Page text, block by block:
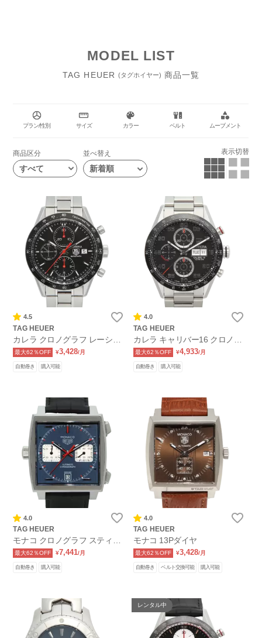
MODEL LIST
TAG HEUER(タグホイヤー) 商品一覧
プラン/性別 サイズ カラー ベルト ムーブメント
商品区分
すべて
並べ替え 表示切替
4.5
TAG HEUER
カレラ クロノグラフ レーシン
グ
最大62％OFF ¥3,428/月
自動巻き 購入可能
4.0
TAG HEUER
カレラ キャリバー16 クロノグ
ラフ デイデイト
最大62％OFF ¥4,933/月
自動巻き 購入可能
4.0
TAG HEUER
モナコ クロノグラフ スティー
ブマックイーン
最大62％OFF ¥7,441/月
自動巻き 購入可能
4.0
TAG HEUER
モナコ 13Pダイヤ
最大62％OFF ¥3,428/月
自動巻き ベルト交換可能 購入可能
レンタル中